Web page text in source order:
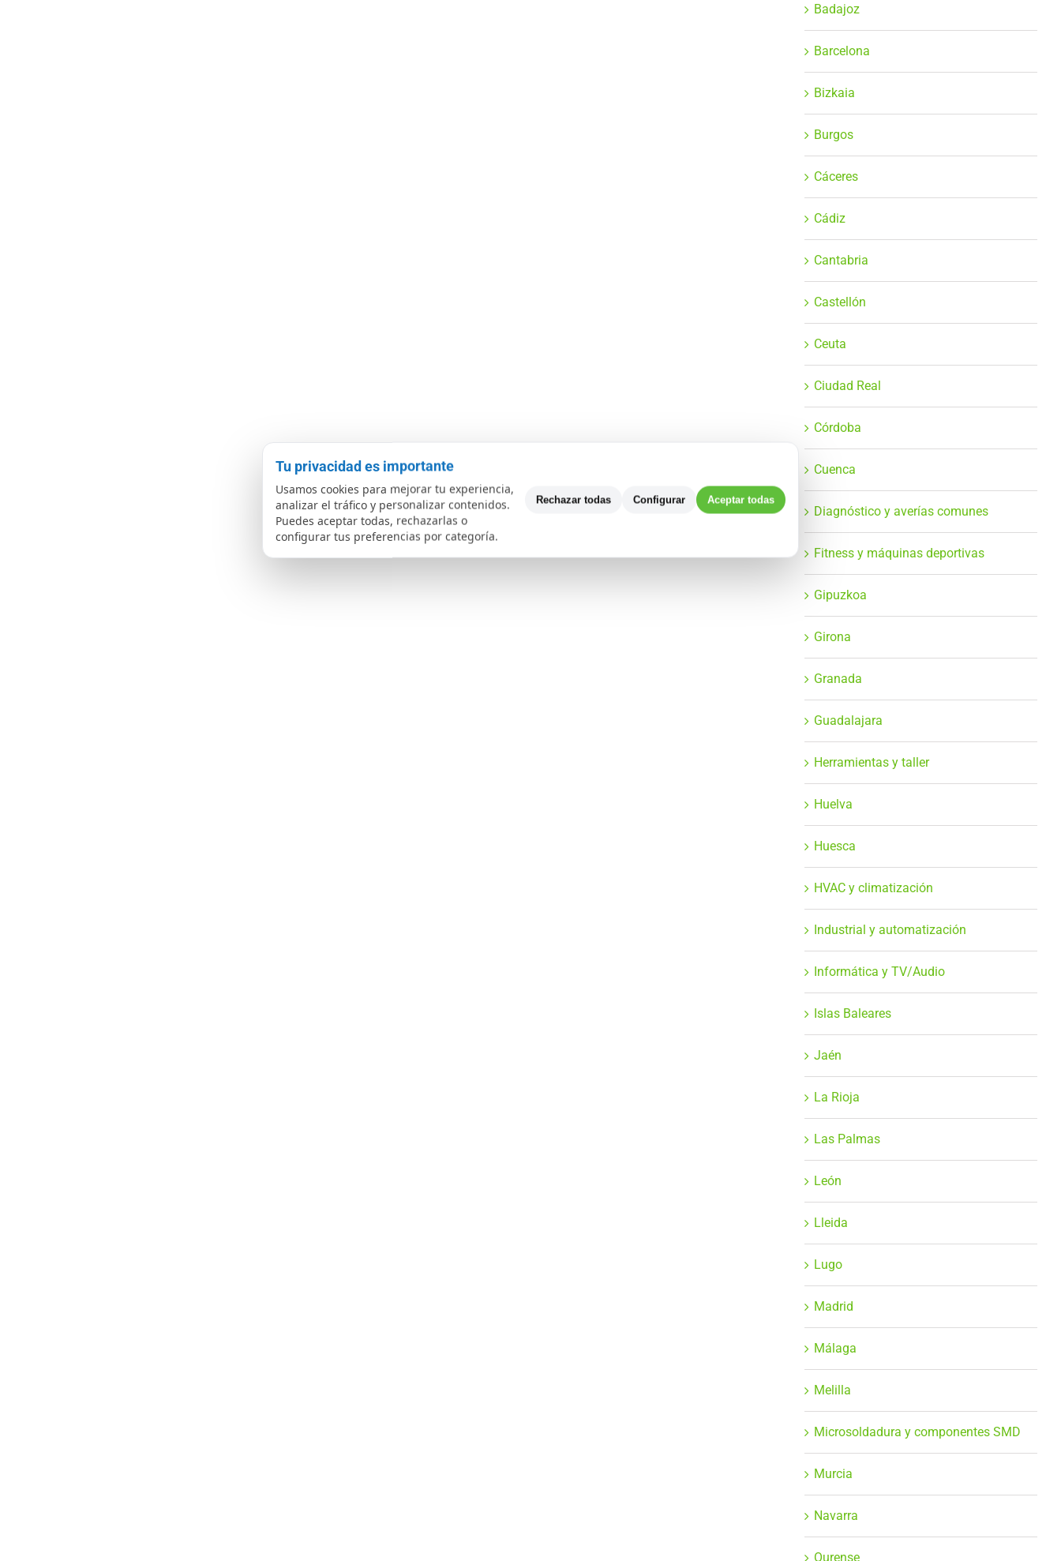
Badajoz
Barcelona
Bizkaia
Burgos
Cáceres
Cádiz
Cantabria
Castellón
Ceuta
Ciudad Real
Córdoba
Cuenca
Diagnóstico y averías comunes
Fitness y máquinas deportivas
Gipuzkoa
Girona
Granada
Guadalajara
Herramientas y taller
Huelva
Huesca
HVAC y climatización
Industrial y automatización
Informática y TV/Audio
Islas Baleares
Jaén
La Rioja
Las Palmas
León
Lleida
Lugo
Madrid
Málaga
Melilla
Microsoldadura y componentes SMD
Murcia
Navarra
Ourense
Tu privacidad es importante
Usamos cookies para mejorar tu experiencia,
analizar el tráfico y personalizar contenidos.
Puedes aceptar todas, rechazarlas o
configurar tus preferencias por categoría.
Rechazar todas Configurar Aceptar todas